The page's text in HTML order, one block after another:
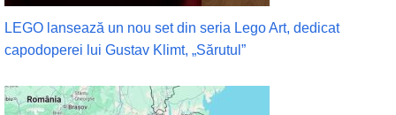
LEGO lansează un nou set din seria Lego Art, dedicat
capodoperei lui Gustav Klimt, „Sărutul”